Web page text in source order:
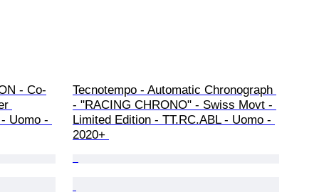
- Co-
Uomo -
Tecnotempo - Automatic Chronograph
- "RACING CHRONO" - Swiss Movt -
Limited Edition - TT.RC.ABL - Uomo -
2020+